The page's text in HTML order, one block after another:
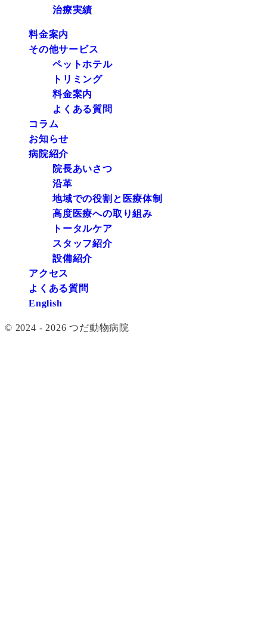
治療実績
料金案内
その他サービス
ペットホテル
トリミング
料金案内
よくある質問
コラム
お知らせ
病院紹介
院長あいさつ
沿革
地域での役割と医療体制
高度医療への取り組み
トータルケア
スタッフ紹介
設備紹介
アクセス
よくある質問
English
© 2024 - 2026 つだ動物病院